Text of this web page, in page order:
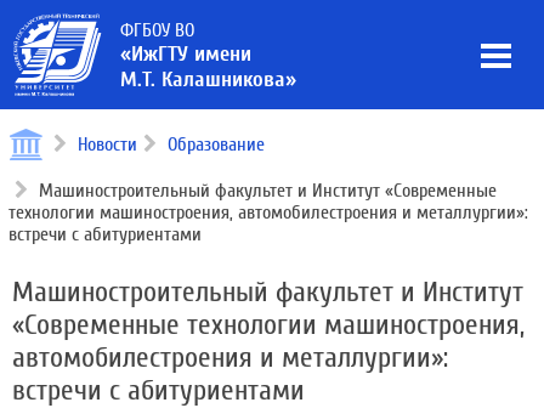
ФГБОУ ВО
«ИжГТУ имени
М.Т. Калашникова»
Новости Образование
Машиностроительный факультет и Институт «Современные
технологии машиностроения, автомобилестроения и металлургии»:
встречи с абитуриентами
Машиностроительный факультет и Институт
«Современные технологии машиностроения,
автомобилестроения и металлургии»:
встречи с абитуриентами